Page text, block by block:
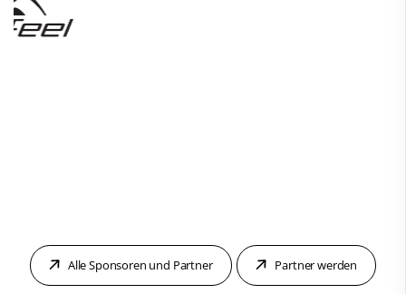
Alle Sponsoren und Partner Partner werden